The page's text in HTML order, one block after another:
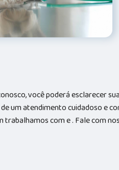
você poderá esclarecer
um atendimento cuidadoso e
trabalhamos com e . Fale com